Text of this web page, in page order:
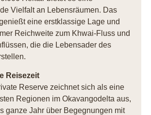
Vielfalt an Lebensräumen. Das
eine erstklassige Lage und
Reichweite zum Khwai-Fluss und
die die Lebensader des
Reisezeit
Reserve zeichnet sich als eine
Regionen im Okavangodelta aus,
ganze Jahr über Begegnungen mit